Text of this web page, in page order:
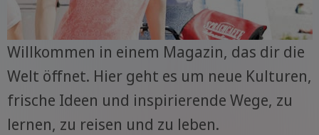
Willkommen in einem Magazin, das dir die
Welt öffnet. Hier geht es um neue Kulturen,
frische Ideen und inspirierende Wege, zu
lernen, zu reisen und zu leben.